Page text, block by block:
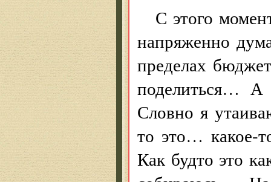
С этого
напряженно
пределах
поделиться…
Словно я
то это… какое-
Как будто это